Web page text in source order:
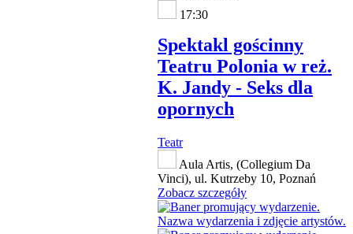
17:30
Spektakl gościnny
Teatru Polonia w reż.
K. Jandy - Seks dla
opornych
Teatr
Aula Artis, (Collegium Da
Vinci), ul. Kutrzeby 10, Poznań
Zobacz szczegóły